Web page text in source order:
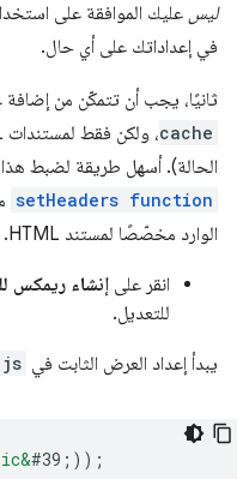
ليس عليك الموافقة على
في إعداداتك على أي حال.
ثانيًا، يجب أن تتمكّن من إضافة
cache، ولكن فقط لمستندات HTML (
الحالة). أسهل طريقة لضبط
setHeaders function
الوارد مخصّصًا لمستند HTML.
انقر على إنشاء ريمكس
للتعديل.
يبدأ إعداد العرض الثابت في
#39; ));